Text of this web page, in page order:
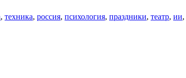
, техника, россия, психология, праздники, театр, ии,